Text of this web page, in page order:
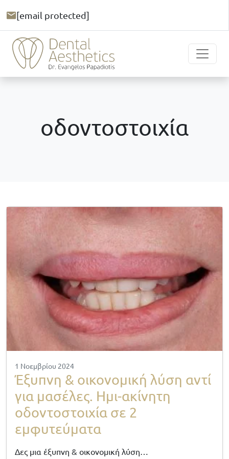
[email protected]
οδοντοστοιχία
1 Νοεμβρίου 2024
Έξυπνη & οικονομική λύση αντί
για μασέλες. Ημι-ακίνητη
οδοντοστοιχία σε 2
εμφυτεύματα
Δες μια έξυπνη & οικονομική λύση…